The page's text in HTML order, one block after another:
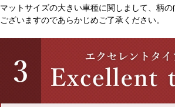
マットサイズの大きい車種に関しまして、柄
ございますのであらかじめご了承ください。